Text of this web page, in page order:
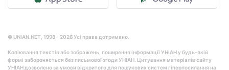
© UNIAN.NET, 1998 - 2026 Усі права дотримано.
Копіювання текстів або зображень, поширення інформації УНІАН у будь-якій
формі забороняється без письмової згоди УНІАН. Цитування матеріалів сайту
УНІАН дозволено за умови відкритого для пошукових систем гіперпосилання на